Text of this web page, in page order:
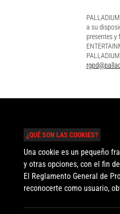
a su
presentes y
¿QUÉ SON LAS COOKIES?
Una cookie es un pequeño
y otras opciones, con el fin
El Reglamento General de
reconocerte como usuario,